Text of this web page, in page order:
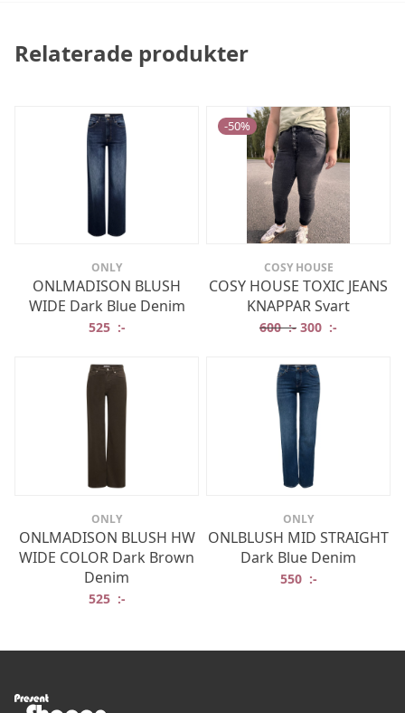
Relaterade produkter
ONLY
ONLMADISON BLUSH
WIDE Dark Blue Denim
525 :-
-50%
COSY HOUSE
COSY HOUSE TOXIC JEANS
KNAPPAR Svart
600:- Det
300 :-
ONLY
ONLMADISON BLUSH HW
WIDE COLOR Dark Brown
Denim
525 :-
ONLY
ONLBLUSH MID STRAIGHT
Dark Blue Denim
550 :-